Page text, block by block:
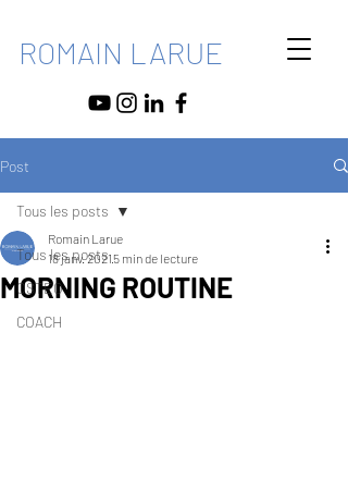
ROMAIN LARUE
Post
Tous les posts
OSTEO
COACH
Tous les posts
MORNING ROUTINE
Romain Larue
18 janv. 20215 min de lecture